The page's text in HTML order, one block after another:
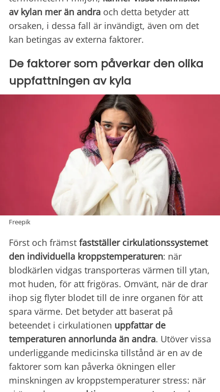
av kylan mer än andra och detta betyder att
orsaken, i dessa fall är invändigt, även om det
kan betingas av externa faktorer.
De faktorer som påverkar den olika
uppfattningen av kyla
Freepik
Först och främst fastställer cirkulationssystemet
den individuella kroppstemperaturen: när
blodkärlen vidgas transporteras värmen till ytan,
mot huden, för att frigöras. Omvänt, när de drar
ihop sig flyter blodet till de inre organen för att
spara värme. Det betyder att baserat på
beteendet i cirkulationen uppfattar de
temperaturen annorlunda än andra. Utöver vissa
underliggande medicinska tillstånd är en av de
faktorer som kan påverka ökningen eller
minskningen av kroppstemperaturer stress: när